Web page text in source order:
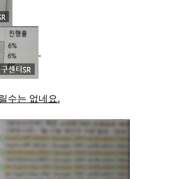
수는 없네요.